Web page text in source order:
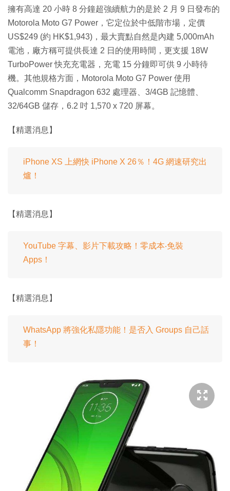
擁有高達 20 小時 8 分鐘超強續航力的是於 2 月 9 日發布的
Motorola Moto G7 Power，它定位於中低階市場，定價
US$249 (約 HK$1,943)，最大賣點自然是內建 5,000mAh
電池，廠方稱可提供長達 2 日的使用時間，更支援 18W
TurboPower 快充充電器，充電 15 分鐘即可供 9 小時待
機。其他規格方面，Motorola Moto G7 Power 使用
Qualcomm Snapdragon 632 處理器、3/4GB 記憶體、
32/64GB 儲存，6.2 吋 1,570 x 720 屏幕。
【精選消息】
iPhone XS 上網快 iPhone X 26％！4G 網速研究出
爐！
【精選消息】
YouTube 字幕、影片下載攻略！零成本‧免裝
Apps！
【精選消息】
WhatsApp 將強化私隱功能！是否入 Groups 自己話
事！